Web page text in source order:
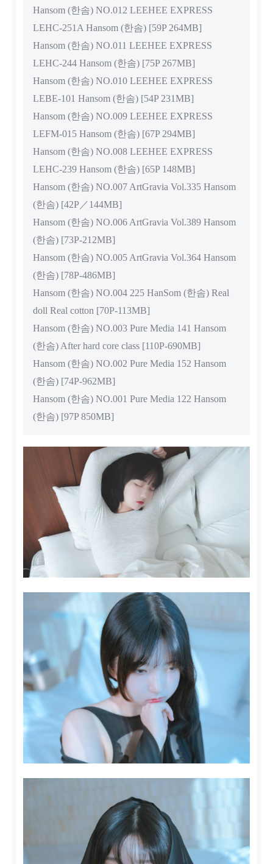
Hansom (한솜) NO.012 LEEHEE EXPRESS
LEHC-251A Hansom (한솜) [59P 264MB]
Hansom (한솜) NO.011 LEEHEE EXPRESS
LEHC-244 Hansom (한솜) [75P 267MB]
Hansom (한솜) NO.010 LEEHEE EXPRESS
LEBE-101 Hansom (한솜) [54P 231MB]
Hansom (한솜) NO.009 LEEHEE EXPRESS
LEFM-015 Hansom (한솜) [67P 294MB]
Hansom (한솜) NO.008 LEEHEE EXPRESS
LEHC-239 Hansom (한솜) [65P 148MB]
Hansom (한솜) NO.007 ArtGravia Vol.335 Hansom
(한솜) [42P／144MB]
Hansom (한솜) NO.006 ArtGravia Vol.389 Hansom
(한솜) [73P-212MB]
Hansom (한솜) NO.005 ArtGravia Vol.364 Hansom
(한솜) [78P-486MB]
Hansom (한솜) NO.004 225 HanSom (한솜) Real
doll Real cotton [70P-113MB]
Hansom (한솜) NO.003 Pure Media 141 Hansom
(한솜) After hard core class [110P-690MB]
Hansom (한솜) NO.002 Pure Media 152 Hansom
(한솜) [74P-962MB]
Hansom (한솜) NO.001 Pure Media 122 Hansom
(한솜) [97P 850MB]